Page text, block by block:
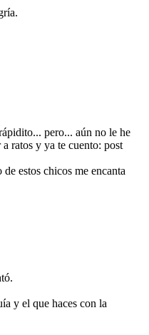
pero... aún no le he
ratos y ya te cuento: post
estos chicos me encanta
y el que haces con la